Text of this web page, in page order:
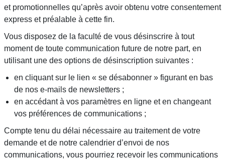
et promotionnelles qu’après avoir obtenu votre consentement
express et préalable à cette fin.
Vous disposez de la faculté de vous désinscrire à tout
moment de toute communication future de notre part, en
utilisant une des options de désinscription suivantes :
en cliquant sur le lien « se désabonner » figurant en bas
de nos e-mails de newsletters ;
en accédant à vos paramètres en ligne et en changeant
vos préférences de communications ;
Compte tenu du délai nécessaire au traitement de votre
demande et de notre calendrier d’envoi de nos
communications, vous pourriez recevoir les communications